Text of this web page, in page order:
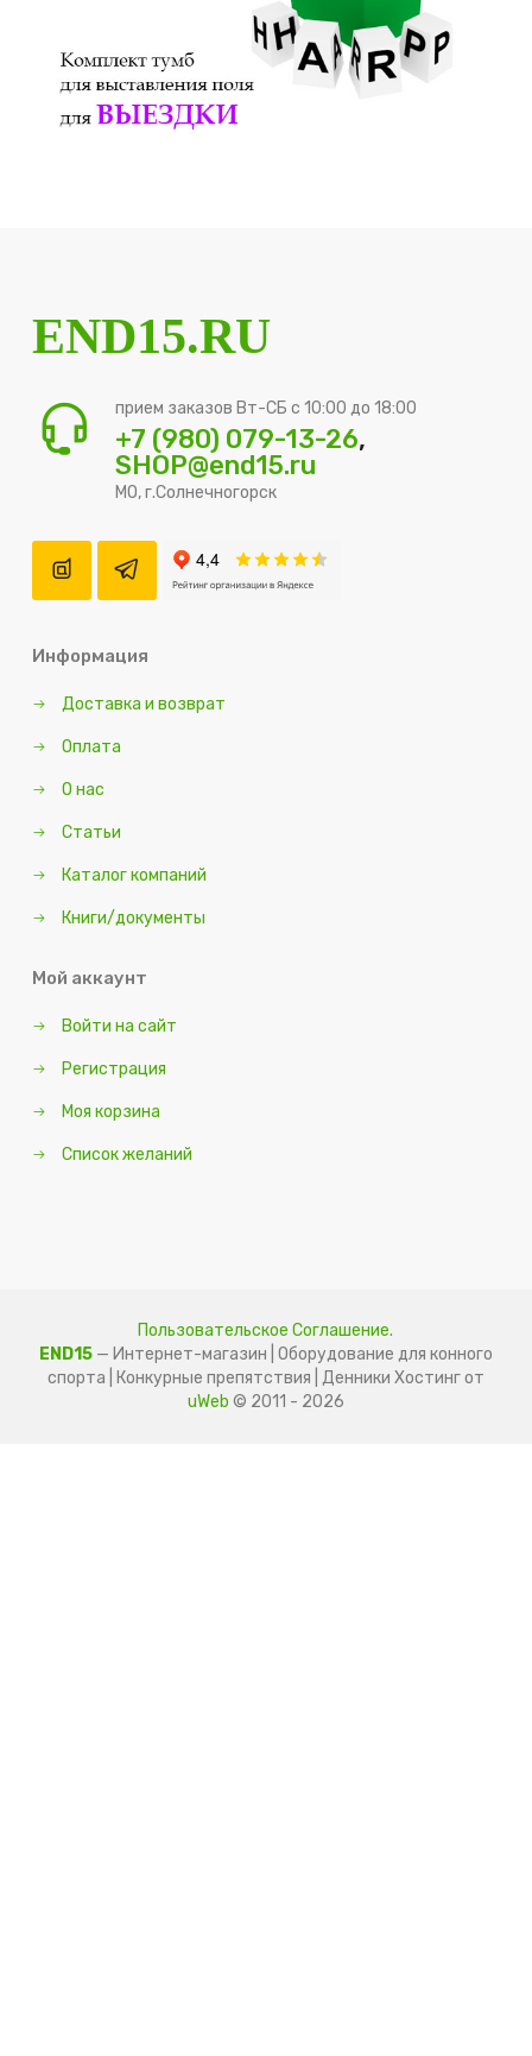
END15.RU
прием заказов Вт-СБ с 10:00 до 18:00
+7 (980) 079-13-26,
SHOP@end15.ru
МО, г.Солнечногорск
Информация
Доставка и возврат
Оплата
О нас
Статьи
Каталог компаний
Книги/документы
Мой аккаунт
Войти на сайт
Регистрация
Моя корзина
Список желаний
Пользовательское Соглашение.
END15— Интернет-магазин | Оборудование для конного
спорта | Конкурные препятствия | Денники Хостинг от
uWeb © 2011 - 2026